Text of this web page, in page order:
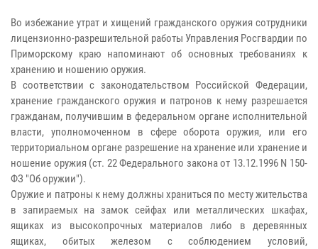
Во избежание утрат и хищений гражданского оружия сотрудники
лицензионно-разрешительной работы Управления Росгвардии по
Приморскому краю напоминают об основных требованиях к
хранению и ношению оружия.
В соответствии с законодательством Российской Федерации,
хранение гражданского оружия и патронов к нему разрешается
гражданам, получившим в федеральном органе исполнительной
власти, уполномоченном в сфере оборота оружия, или его
территориальном органе разрешение на хранение или хранение и
ношение оружия (ст. 22 Федерального закона от 13.12.1996 N 150-
ФЗ "Об оружии").
Оружие и патроны к нему должны храниться по месту жительства
в запираемых на замок сейфах или металлических шкафах,
ящиках из высокопрочных материалов либо в деревянных
ящиках, обитых железом с соблюдением условий,